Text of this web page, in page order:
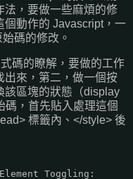
法，要做一些麻煩的修
個動作的 Javascript，一
碼的修改。
碼的瞭解，要做的工作
出來，第二，做一個按
該區塊的狀態（display
，首先貼入處理這個
標籤內、</style> 後
Toggling: